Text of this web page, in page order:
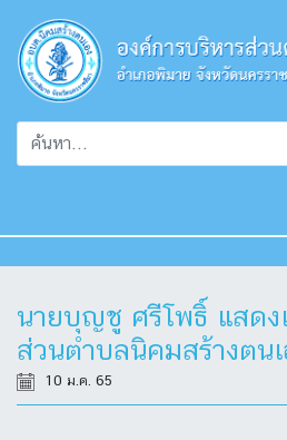
นายบุญชู ศรีโพธิ์ แสดง
ส่วนตำบลนิคมสร้างตนเ
10 ม.ค. 65